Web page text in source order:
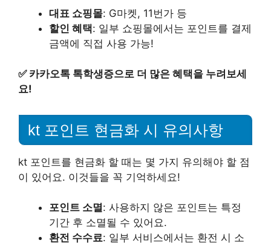
대표 쇼핑몰: G마켓, 11번가 등
할인 혜택: 일부 쇼핑몰에서는 포인트를 결제
금액에 직접 사용 가능!
✅ 카카오톡 톡학생증으로 더 많은 혜택을 누려보세
요!
kt 포인트 현금화 시 유의사항
kt 포인트를 현금화 할 때는 몇 가지 유의해야 할 점
이 있어요. 이것들을 꼭 기억하세요!
포인트 소멸: 사용하지 않은 포인트는 특정
기간 후 소멸될 수 있어요.
환전 수수료: 일부 서비스에서는 환전 시 소